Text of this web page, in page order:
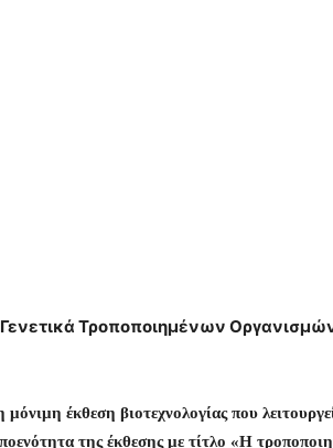
Τροποποιημένων
έκθεση βιοτεχνολογίας που
της έκθεσης με τίτλο «Η